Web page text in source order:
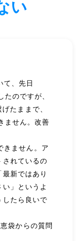
い
、先日
のですが、
たままで、
ません。改善
ません。ア
されているの
新ではあり
」というよ
したら良いで
袋からの質問